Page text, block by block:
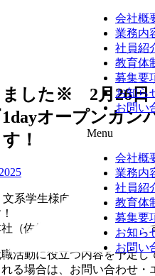
会社概
業務内
社員紹
教育体
募集要
お知ら
お問い
Menu
会社概
業務内
社員紹
教育体
募集要
お知ら
お問い
した※ 2月26日
オープンカン
！
系学生様向けに『1dayオー
（佐世保市）で開催予定で
活動に役立つ内容を予定し
る場合は、お問い合わせ・